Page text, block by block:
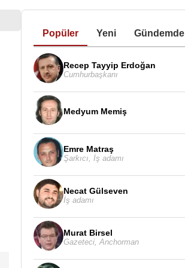
Popüler Yeni Gündemde
Recep Tayyip Erdoğan
Cumhurbaşkanı
Medyum Memiş
Emre Matraş
Şarkıcı İş adamı
Necat Gülseven
İş adamı
Murat Birsel
Gazeteci, Anchorman